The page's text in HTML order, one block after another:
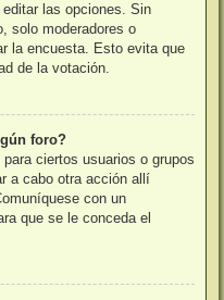
las opciones. Sin
solo moderadores o
la encuesta. Esto evita que
de la votación.
foro?
ciertos usuarios o grupos
a cabo otra acción allí
con un
que se le conceda el